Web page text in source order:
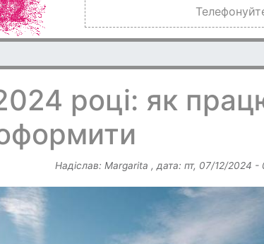
році: як
оформити
Надіслав: Margarita , дата: пт, 07/12/2024 -